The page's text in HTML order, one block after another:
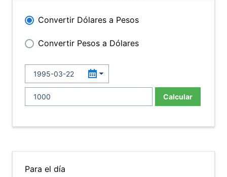
Convertir Dólares a Pesos
Convertir Pesos a Dólares
Calcular
Para el día